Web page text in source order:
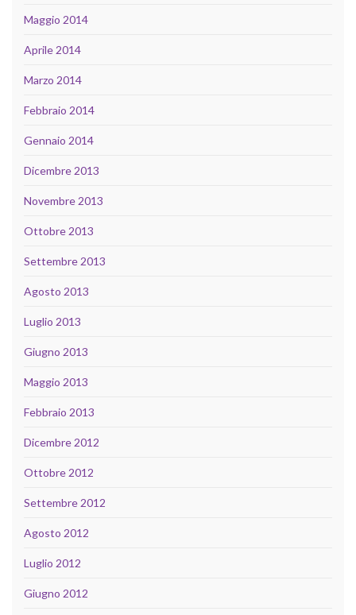
Maggio 2014
Aprile 2014
Marzo 2014
Febbraio 2014
Gennaio 2014
Dicembre 2013
Novembre 2013
Ottobre 2013
Settembre 2013
Agosto 2013
Luglio 2013
Giugno 2013
Maggio 2013
Febbraio 2013
Dicembre 2012
Ottobre 2012
Settembre 2012
Agosto 2012
Luglio 2012
Giugno 2012